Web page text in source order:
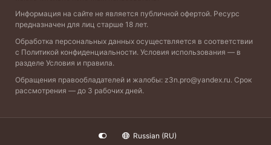
Информация на сайте не является публичной офертой. Ресурс
предназначен для лиц старше 18 лет.
Обработка персональных данных осуществляется в соответствии
с Политикой конфиденциальности. Условия использования — в
разделе Условия и правила.
Обращения правообладателей и жалобы: z3n.pro@yandex.ru. Срок
рассмотрения — до 3 рабочих дней.
Russian (RU)